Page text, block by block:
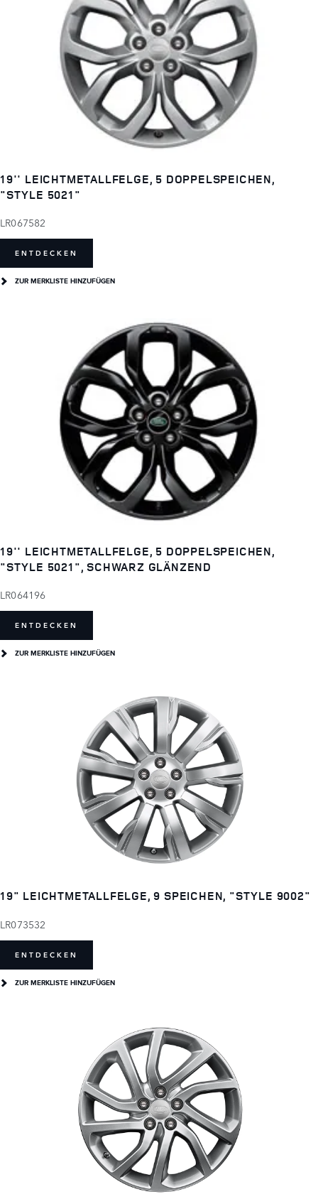
19'' LEICHTMETALLFELGE, 5 DOPPELSPEICHEN,
"STYLE 5021"
LR067582
ENTDECKEN
ZUR MERKLISTE HINZUFÜGEN
19'' LEICHTMETALLFELGE, 5 DOPPELSPEICHEN,
"STYLE 5021", SCHWARZ GLÄNZEND
LR064196
ENTDECKEN
ZUR MERKLISTE HINZUFÜGEN
19" LEICHTMETALLFELGE, 9 SPEICHEN, "STYLE 9002"
LR073532
ENTDECKEN
ZUR MERKLISTE HINZUFÜGEN